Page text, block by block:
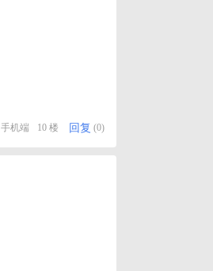
手机端 10 楼 回复 (0)